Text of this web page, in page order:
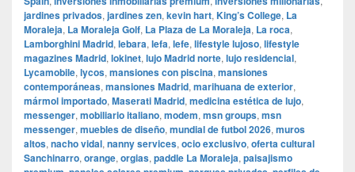
jardines privados, jardines zen, kevin hart, King’s College, La
Moraleja, La Moraleja Golf, La Plaza de La Moraleja, La roca,
Lamborghini Madrid, lebara, lefa, lefe, lifestyle lujoso, lifestyle
magazines Madrid, lokinet, lujo Madrid norte, lujo residencial,
Lycamobile, lycos, mansiones con piscina, mansiones
contemporáneas, mansiones Madrid, marihuana de exterior,
mármol importado, Maserati Madrid, medicina estética de lujo,
messenger, mobiliario italiano, modem, msn groups, msn
messenger, muebles de diseño, mundial de futbol 2026, muros
altos, nacho vidal, nanny services, ocio exclusivo, oferta cultural
Sanchinarro, orange, orgias, paddle La Moraleja, paisajismo